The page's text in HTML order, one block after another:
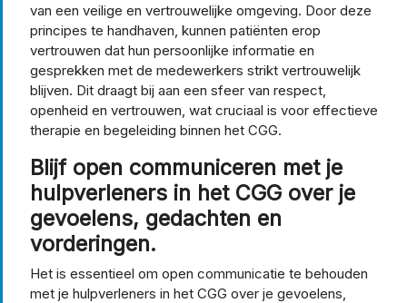
van een veilige en vertrouwelijke omgeving. Door deze
principes te handhaven, kunnen patiënten erop
vertrouwen dat hun persoonlijke informatie en
gesprekken met de medewerkers strikt vertrouwelijk
blijven. Dit draagt bij aan een sfeer van respect,
openheid en vertrouwen, wat cruciaal is voor effectieve
therapie en begeleiding binnen het CGG.
Blijf open communiceren met je
hulpverleners in het CGG over je
gevoelens, gedachten en
vorderingen.
Het is essentieel om open communicatie te behouden
met je hulpverleners in het CGG over je gevoelens,